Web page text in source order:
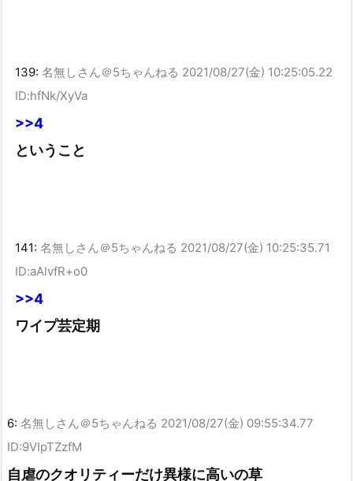
139: 名無しさん＠5ちゃんねる 2021/08/27(金) 10:25:05.22
ID:hfNk/XyVa
>>4
ということ
141: 名無しさん＠5ちゃんねる 2021/08/27(金) 10:25:35.71
ID:aAlvfR+o0
>>4
ワイプ芸定期
6: 名無しさん＠5ちゃんねる 2021/08/27(金) 09:55:34.77
ID:9VIpTZzfM
自虐のクオリティーだけ異様に高いの草